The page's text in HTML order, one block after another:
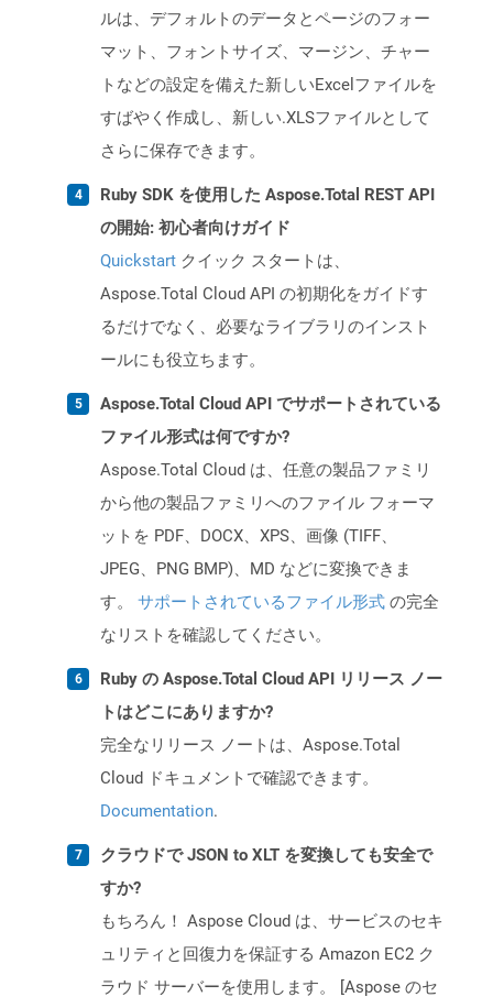
ルは、デフォルトのデータとページのフォー
マット、フォントサイズ、マージン、チャー
トなどの設定を備えた新しいExcelファイルを
すばやく作成し、新しい.XLSファイルとして
さらに保存できます。
Ruby SDK を使用した Aspose.Total REST API
の開始: 初心者向けガイド
Quickstart クイック スタートは、
Aspose.Total Cloud API の初期化をガイドす
るだけでなく、必要なライブラリのインスト
ールにも役立ちます。
Aspose.Total Cloud API でサポートされている
ファイル形式は何ですか?
Aspose.Total Cloud は、任意の製品ファミリ
から他の製品ファミリへのファイル フォーマ
ットを PDF、DOCX、XPS、画像 (TIFF、
JPEG、PNG BMP)、MD などに変換できま
す。 サポートされているファイル形式 の完全
なリストを確認してください。
Ruby の Aspose.Total Cloud API リリース ノー
トはどこにありますか?
完全なリリース ノートは、Aspose.Total
Cloud ドキュメントで確認できます。
Documentation.
クラウドで JSON to XLT を変換しても安全で
すか?
もちろん！ Aspose Cloud は、サービスのセキ
ュリティと回復力を保証する Amazon EC2 ク
ラウド サーバーを使用します。 [Aspose のセ